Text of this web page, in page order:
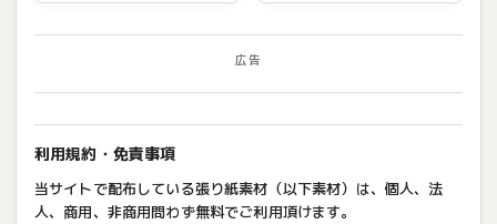
広告
利用規約・免責事項
当サイトで配布している張り紙素材（以下素材）は、個人、法
人、商用、非商用問わず無料でご利用頂けます。